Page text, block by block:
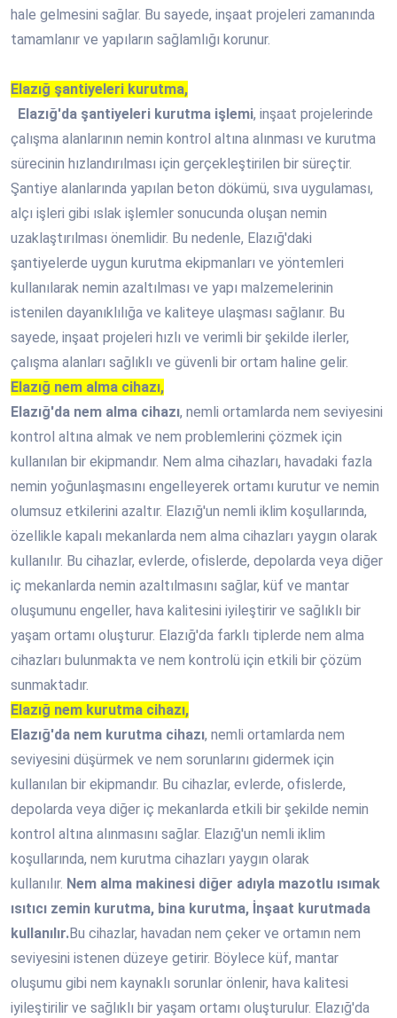
hale gelmesini sağlar. Bu sayede, inşaat projeleri zamanında
tamamlanır ve yapıların sağlamlığı korunur.
Elazığ şantiyeleri kurutma,
Elazığ'da şantiyeleri kurutma işlemi, inşaat projelerinde
çalışma alanlarının nemin kontrol altına alınması ve kurutma
sürecinin hızlandırılması için gerçekleştirilen bir süreçtir.
Şantiye alanlarında yapılan beton dökümü, sıva uygulaması,
alçı işleri gibi ıslak işlemler sonucunda oluşan nemin
uzaklaştırılması önemlidir. Bu nedenle, Elazığ'daki
şantiyelerde uygun kurutma ekipmanları ve yöntemleri
kullanılarak nemin azaltılması ve yapı malzemelerinin
istenilen dayanıklılığa ve kaliteye ulaşması sağlanır. Bu
sayede, inşaat projeleri hızlı ve verimli bir şekilde ilerler,
çalışma alanları sağlıklı ve güvenli bir ortam haline gelir.
Elazığ nem alma cihazı,
Elazığ'da nem alma cihazı, nemli ortamlarda nem seviyesini
kontrol altına almak ve nem problemlerini çözmek için
kullanılan bir ekipmandır. Nem alma cihazları, havadaki fazla
nemin yoğunlaşmasını engelleyerek ortamı kurutur ve nemin
olumsuz etkilerini azaltır. Elazığ'un nemli iklim koşullarında,
özellikle kapalı mekanlarda nem alma cihazları yaygın olarak
kullanılır. Bu cihazlar, evlerde, ofislerde, depolarda veya diğer
iç mekanlarda nemin azaltılmasını sağlar, küf ve mantar
oluşumunu engeller, hava kalitesini iyileştirir ve sağlıklı bir
yaşam ortamı oluşturur. Elazığ'da farklı tiplerde nem alma
cihazları bulunmakta ve nem kontrolü için etkili bir çözüm
sunmaktadır.
Elazığ nem kurutma cihazı,
Elazığ'da nem kurutma cihazı, nemli ortamlarda nem
seviyesini düşürmek ve nem sorunlarını gidermek için
kullanılan bir ekipmandır. Bu cihazlar, evlerde, ofislerde,
depolarda veya diğer iç mekanlarda etkili bir şekilde nemin
kontrol altına alınmasını sağlar. Elazığ'un nemli iklim
koşullarında, nem kurutma cihazları yaygın olarak
kullanılır. Nem alma makinesi diğer adıyla mazotlu ısımak
ısıtıcı zemin kurutma, bina kurutma, İnşaat kurutmada
kullanılır.Bu cihazlar, havadan nem çeker ve ortamın nem
seviyesini istenen düzeye getirir. Böylece küf, mantar
oluşumu gibi nem kaynaklı sorunlar önlenir, hava kalitesi
iyileştirilir ve sağlıklı bir yaşam ortamı oluşturulur. Elazığ'da